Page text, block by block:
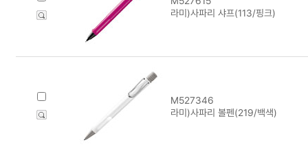
라미)사파리 샤프(113/핑크)
M527346
라미)사파리 볼펜(219/백색)